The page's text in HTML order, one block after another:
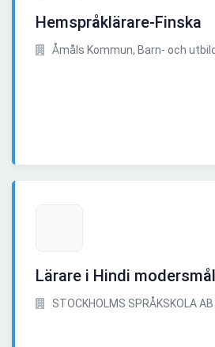
Hemspråklärare-Finska
Åmåls Kommun, Barn- och
Lärare i Hindi modersmål
STOCKHOLMS SPRÅKSKOLA AB